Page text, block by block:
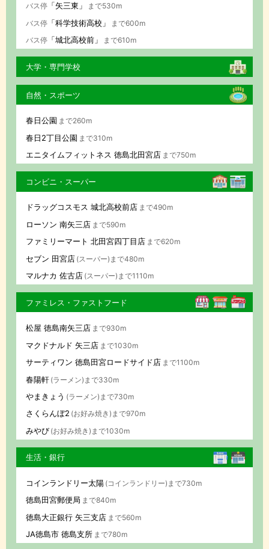
バス停「矢三東」
まで530m
バス停「科学技術高校」
まで600m
バス停「城北高校前」 まで610m
大学・専門学校
自然・スポーツ
春日公園 まで260m
春日2丁目公園 まで310m
エニタイムフィットネス 徳島北田宮店 まで750m
コンビニ・スーパー
ドラッグコスモス 城北高校前店 まで490m
ローソン 南矢三店 まで590m
ファミリーマート 北田宮四丁目店 まで620m
セブン 田宮店 (スーパー)まで480m
マルナカ 佐古店 (スーパー)まで1110m
ファミレス・ファストフード
松屋 徳島南矢三店 まで930m
マクドナルド 矢三店 まで1030m
サーティワン 徳島田宮ロードサイド店 まで1100m
春陽軒 (ラーメン)まで330m
やまきょう (ラーメン)まで730m
さくらんぼ2 (お好み焼き)まで970m
みやび (お好み焼き)まで1030m
生活・銀行
コインランドリー太陽 (コインランドリー)まで730m
徳島田宮郵便局 まで840m
徳島大正銀行 矢三支店 まで560m
JA徳島市 徳島支所 まで780m